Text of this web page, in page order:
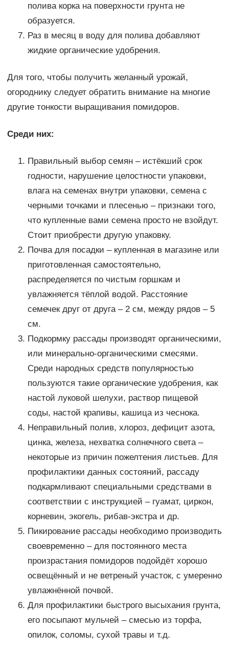
полива корка на поверхности грунта не
образуется.
Раз в месяц в воду для полива добавляют
жидкие органические удобрения.
Для того, чтобы получить желанный урожай,
огороднику следует обратить внимание на многие
другие тонкости выращивания помидоров.
Среди них:
Правильный выбор семян – истёкший срок
годности, нарушение целостности упаковки,
влага на семенах внутри упаковки, семена с
черными точками и плесенью – признаки того,
что купленные вами семена просто не взойдут.
Стоит приобрести другую упаковку.
Почва для посадки – купленная в магазине или
приготовленная самостоятельно,
распределяется по чистым горшкам и
увлажняется тёплой водой. Расстояние
семечек друг от друга – 2 см, между рядов – 5
см.
Подкормку рассады производят органическими,
или минерально-органическими смесями.
Среди народных средств популярностью
пользуются такие органические удобрения, как
настой луковой шелухи, раствор пищевой
соды, настой крапивы, кашица из чеснока.
Неправильный полив, хлороз, дефицит азота,
цинка, железа, нехватка солнечного света –
некоторые из причин пожелтения листьев. Для
профилактики данных состояний, рассаду
подкармливают специальными средствами в
соответствии с инструкцией – гуамат, циркон,
корневин, экогель, рибав-экстра и др.
Пикирование рассады необходимо производить
своевременно – для постоянного места
произрастания помидоров подойдёт хорошо
освещённый и не ветреный участок, с умеренно
увлажнённой почвой.
Для профилактики быстрого высыхания грунта,
его посыпают мульчей – смесью из торфа,
опилок, соломы, сухой травы и т.д.